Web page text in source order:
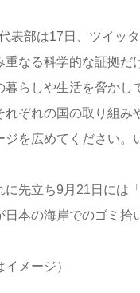
表部は17日、ツイッ
重なる科学的な証拠
暮らしや生活を脅かし
れぞれの国の取り組み
ジを広めてください。
に先立ち9月21日には
日本の海岸でのゴミ拾
イメージ）